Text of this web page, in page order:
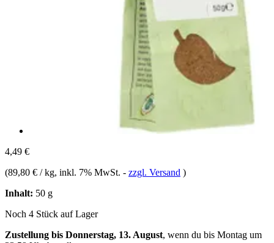
4,49 €
(89,80 € / kg, inkl. 7% MwSt. - zzgl. Versand )
Inhalt: 50 g
Noch 4 Stück auf Lager
Zustellung bis Donnerstag, 13. August, wenn du bis Montag um